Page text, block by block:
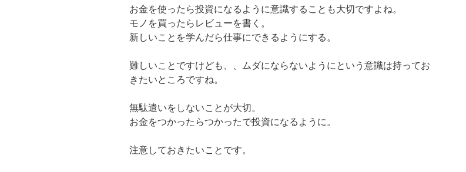
お金を使ったら投資になるように意識することも大切ですよね。
モノを買ったらレビューを書く。
新しいことを学んだら仕事にできるようにする。
難しいことですけども、、ムダにならないようにという意識は持ってお
きたいところですね。
無駄遣いをしないことが大切。
お金をつかったらつかったで投資になるように。
注意しておきたいことです。